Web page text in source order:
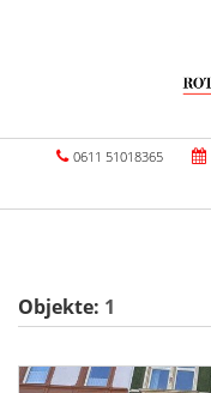
0611 51018365
Objekte: 1